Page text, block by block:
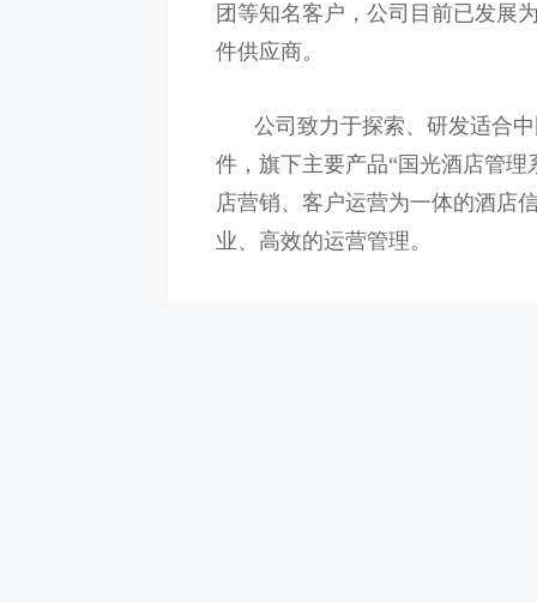
团等知名客户，公司目前已发展
件供应商。
公司致力于探索、研发适合
件，旗下主要产品“国光酒店管
店营销、客户运营为一体的酒店
业、高效的运营管理。